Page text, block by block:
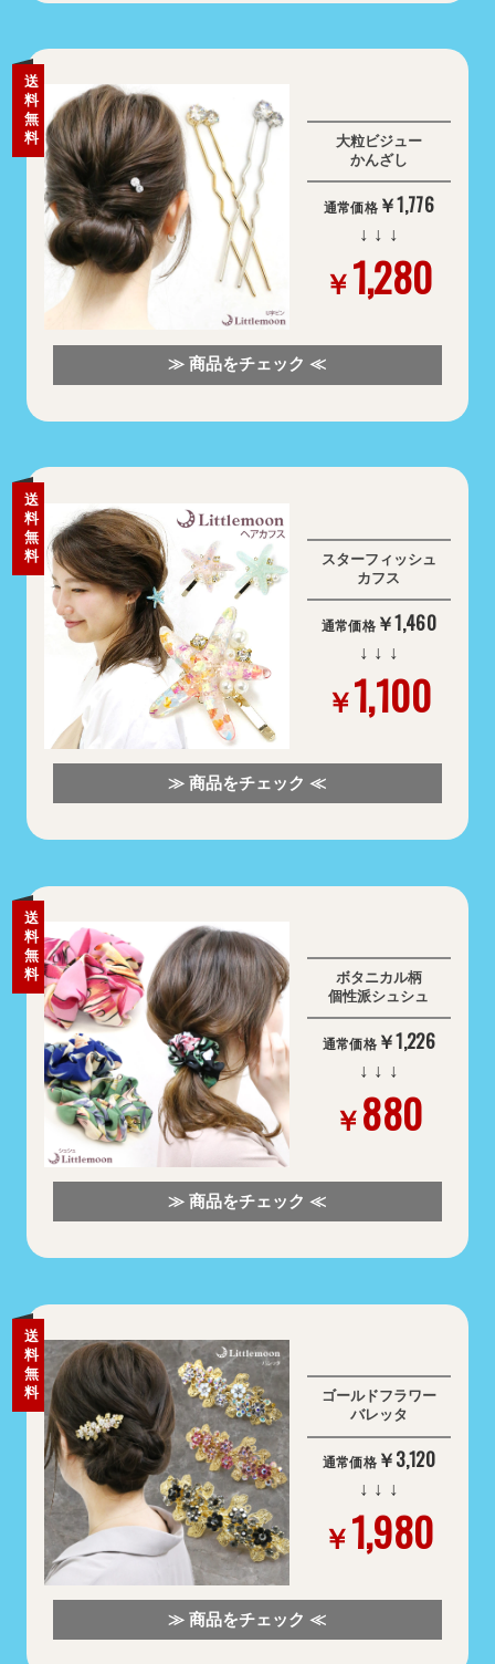
送
料
無
料
大粒ビジュー
かんざし
通常価格 ￥1,776
↓ ↓ ↓
￥1,280
≫ 商品をチェック ≪
送
料
無
料
スターフィッシュ
カフス
通常価格 ￥1,460
↓ ↓ ↓
￥1,100
≫ 商品をチェック ≪
送
料
無
料
ボタニカル柄
個性派シュシュ
通常価格 ￥1,226
↓ ↓ ↓
￥880
≫ 商品をチェック ≪
送
料
無
料
ゴールドフラワー
バレッタ
通常価格 ￥3,120
↓ ↓ ↓
￥1,980
≫ 商品をチェック ≪